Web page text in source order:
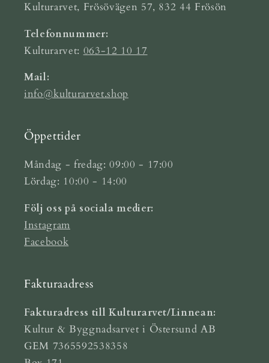
Kulturarvet, Frösövägen 57, 832 44 Frösön
Telefonnummer:
Kulturarvet: 063-12 10 17
Mail:
info@kulturarvet.shop
Öppettider
Måndag - fredag: 09:00 - 17:00
Lördag: 10:00 - 14:00
Följ oss på sociala medier:
Instagram
Facebook
Fakturaadress
Fakturadress till Kulturarvet/Linnean:
Kultur & Byggnadsarvet i Östersund AB
GEM 7365592538358